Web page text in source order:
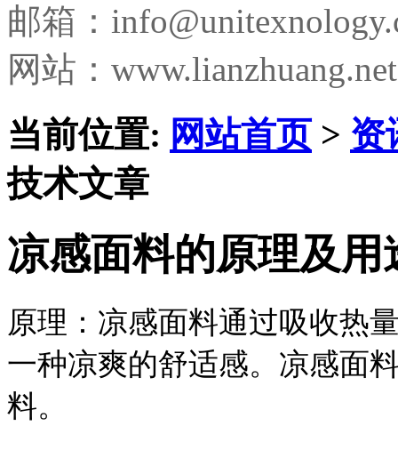
邮箱：
网站：www.lianzhuang.net
当前位置: 网站首页> 资
技术文章
凉感面料的原理及用
原理： 凉感面料通过吸收热
一种凉爽的舒适感。凉感面
料。​